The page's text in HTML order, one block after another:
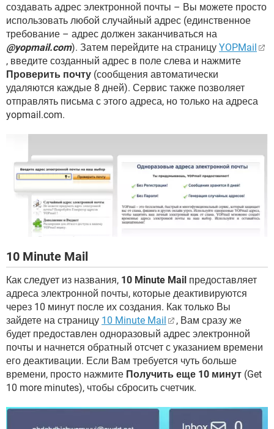
создавать адрес электронной почты – Вы можете просто
использовать любой случайный адрес (единственное
требование – адрес должен заканчиваться на
@yopmail.com). Затем перейдите на страницу YOPMail
, введите созданный адрес в поле слева и нажмите
Проверить почту (сообщения автоматически
удаляются каждые 8 дней). Сервис также позволяет
отправлять письма с этого адреса, но только на адреса
yopmail.com.
10 Minute Mail
Как следует из названия, 10 Minute Mail предоставляет
адреса электронной почты, которые деактивируются
через 10 минут после их создания. Как только Вы
зайдете на страницу 10 Minute Mail
, Вам сразу же
будет предоставлен одноразовый адрес электронной
почты и начнется обратный отсчет с указанием времени
его деактивации. Если Вам требуется чуть больше
времени, просто нажмите Получить еще 10 минут (Get
10 more minutes), чтобы сбросить счетчик.